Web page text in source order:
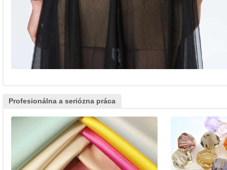
Profesionálna a seriózna práca